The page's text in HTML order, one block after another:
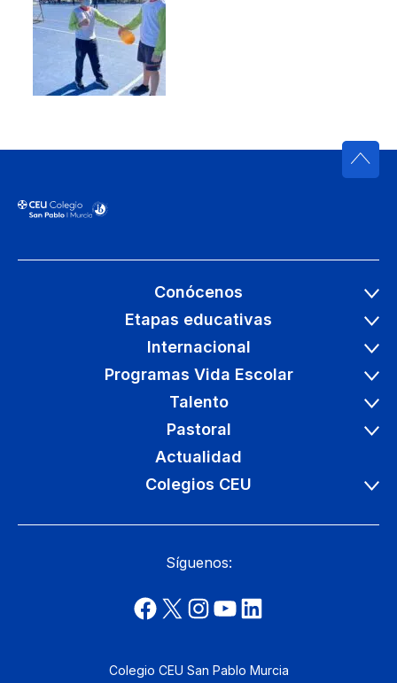
Conócenos
Etapas educativas
Internacional
Programas Vida Escolar
Talento
Pastoral
Actualidad
Colegios CEU
Síguenos:
Colegio CEU San Pablo Murcia